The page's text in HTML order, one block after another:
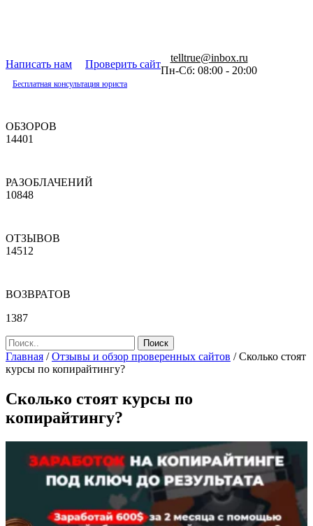
Написать нам Проверить сайт
telltrue@inbox.ru
Пн-Сб: 08:00 - 20:00
Бесплатная консультация юриста
ОБЗОРОВ
14401
РАЗОБЛАЧЕНИЙ
10848
ОТЗЫВОВ
14512
ВОЗВРАТОВ
1387
Главная /Отзывы и обзор проверенных сайтов /Сколько стоят
курсы по копирайтингу?
Сколько стоят курсы по
копирайтингу?